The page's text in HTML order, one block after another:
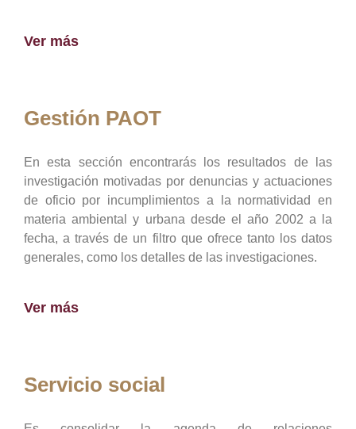
Ver más
Gestión PAOT
En esta sección encontrarás los resultados de las
investigación motivadas por denuncias y actuaciones
de oficio por incumplimientos a la normatividad en
materia ambiental y urbana desde el año 2002 a la
fecha, a través de un filtro que ofrece tanto los datos
generales, como los detalles de las investigaciones.
Ver más
Servicio social